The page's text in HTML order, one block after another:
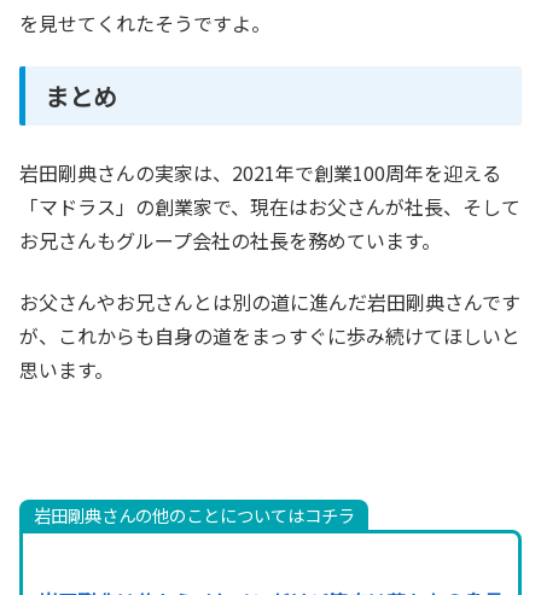
を見せてくれたそうですよ。
まとめ
岩田剛典さんの実家は、2021年で創業100周年を迎える
「マドラス」の創業家で、現在はお父さんが社長、そして
お兄さんもグループ会社の社長を務めています。
お父さんやお兄さんとは別の道に進んだ岩田剛典さんです
が、これからも自身の道をまっすぐに歩み続けてほしいと
思います。
岩田剛典さんの他のことについてはコチラ